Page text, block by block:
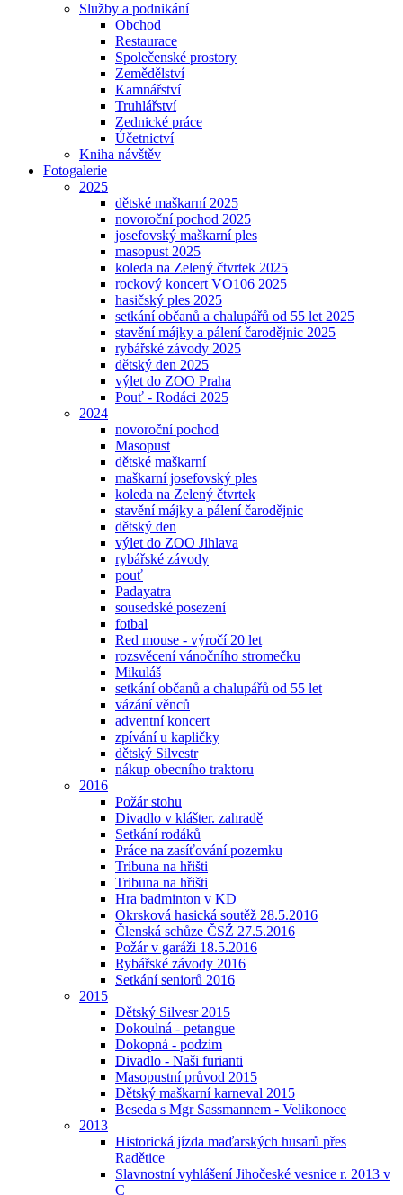
Služby a podnikání
Obchod
Restaurace
Společenské prostory
Zemědělství
Kamnářství
Truhlářství
Zednické práce
Účetnictví
Kniha návštěv
Fotogalerie
2025
dětské maškarní 2025
novoroční pochod 2025
josefovský maškarní ples
masopust 2025
koleda na Zelený čtvrtek 2025
rockový koncert VO106 2025
hasičský ples 2025
setkání občanů a chalupářů od 55 let 2025
stavění májky a pálení čarodějnic 2025
rybářské závody 2025
dětský den 2025
výlet do ZOO Praha
Pouť - Rodáci 2025
2024
novoroční pochod
Masopust
dětské maškarní
maškarní josefovský ples
koleda na Zelený čtvrtek
stavění májky a pálení čarodějnic
dětský den
výlet do ZOO Jihlava
rybářské závody
pouť
Padayatra
sousedské posezení
fotbal
Red mouse - výročí 20 let
rozsvěcení vánočního stromečku
Mikuláš
setkání občanů a chalupářů od 55 let
vázání věnců
adventní koncert
zpívání u kapličky
dětský Silvestr
nákup obecního traktoru
2016
Požár stohu
Divadlo v klášter. zahradě
Setkání rodáků
Práce na zasíťování pozemku
Tribuna na hřišti
Tribuna na hřišti
Hra badminton v KD
Okrsková hasická soutěž 28.5.2016
Členská schůze ČSŽ 27.5.2016
Požár v garáži 18.5.2016
Rybářské závody 2016
Setkání seniorů 2016
2015
Dětský Silvesr 2015
Dokoulná - petangue
Dokopná - podzim
Divadlo - Naši furianti
Masopustní průvod 2015
Dětský maškarní karneval 2015
Beseda s Mgr Sassmannem - Velikonoce
2013
Historická jízda maďarských husarů přes
Radětice
Slavnostní vyhlášení Jihočeské vesnice r. 2013 v
C